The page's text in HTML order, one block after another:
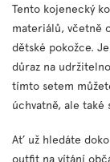
Tento kojenecký
materiálů, včetně
dětské pokožce.
důraz na
tímto setem
úchvatně, ale
Ať už hledáte
outfit na vítání